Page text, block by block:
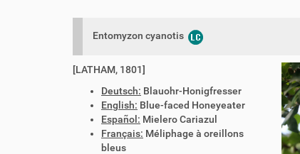
Entomyzon cyanotis
[LATHAM, 1801]
Deutsch: Blauohr-Honigfresser
English: Blue-faced Honeyeater
Español: Mielero Cariazul
Français: Méliphage à oreillons
bleus